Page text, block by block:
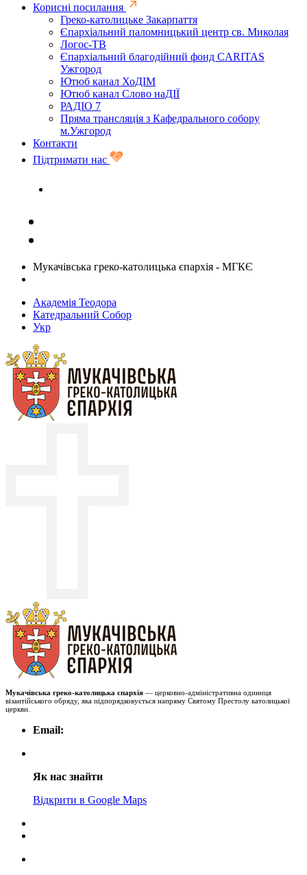
Корисні посилання
Греко-католицьке Закарпаття
Єпархіальний паломницький центр св. Миколая
Логос-ТВ
Єпархіальний благодійний фонд CARITAS
Ужгород
Ютюб канал ХоДІМ
Ютюб канал Слово наДІЇ
РАДІО 7
Пряма трансляція з Кафедрального собору
м.Ужгород
Контакти
Підтримати нас
Мукачівська греко-католицька єпархія - МГКЄ
Академія Теодора
Катедральний Собор
Укр
Мукачівська греко-католицька єпархія — церковно-адміністративна одиниця
візантійського обряду, яка підпорядковується напряму Святому Престолу католицької
церкви.
Email:
Як нас знайти
Відкрити в Google Maps